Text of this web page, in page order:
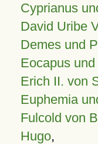
Cyprianus
David Uribe
Demes und
Eocapus
Erich II. von
Euphemia
Fulcold von
Hugo,